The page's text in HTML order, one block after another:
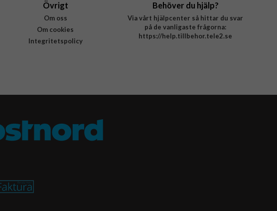
Övrigt
Om oss
Om cookies
Integritetspolicy
Behöver du hjälp?
Via vårt hjälpcenter så hittar du svar
på de vanligaste frågorna:
https://help.tillbehor.tele2.se